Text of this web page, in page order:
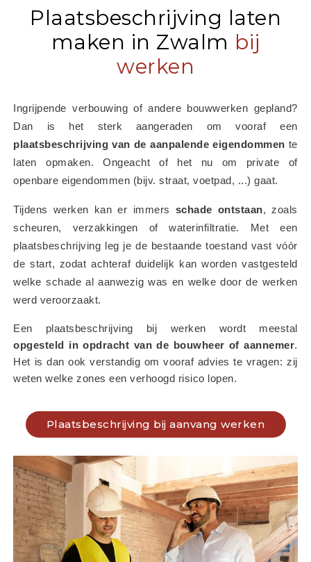
Plaatsbeschrijving laten
maken in Zwalm bij
werken
Ingrijpende verbouwing of andere bouwwerken gepland?
plaatsbeschrijving van de aanpalende eigendommen te
laten opmaken. Ongeacht of het nu om private of
openbare eigendommen (bijv. straat, voetpad, ...) gaat.
Tijdens werken kan er immers schade ontstaan, zoals
scheuren, verzakkingen of waterinfiltratie. Met een
plaatsbeschrijving leg je de bestaande toestand vast vóór
de start, zodat achteraf duidelijk kan worden vastgesteld
welke schade al aanwezig was en welke door de werken
werd veroorzaakt.
opgesteld in opdracht van de bouwheer of aannemer.
Het is dan ook verstandig om vooraf advies te vragen: zij
weten welke zones een verhoogd risico lopen.
Plaatsbeschrijving bij aanvang werken